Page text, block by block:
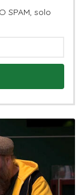
SPAM, solo